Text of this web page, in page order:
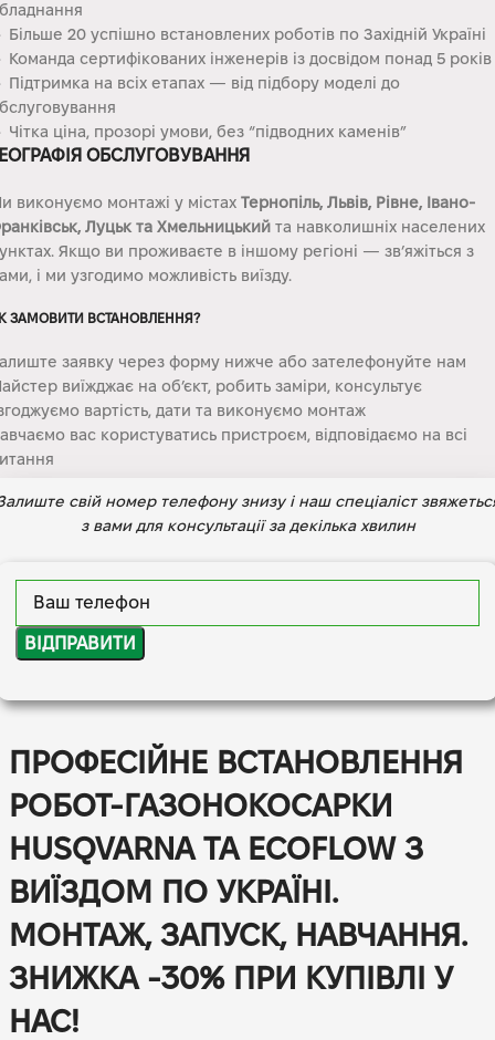
Більше 20 успішно встановлених роботів по Західній Україні
Команда сертифікованих інженерів із досвідом понад 5 років
Підтримка на всіх етапах — від підбору моделі до
Чітка ціна, прозорі умови, без “підводних каменів”
ОБСЛУГОВУВАННЯ
виконуємо монтажі у містах Тернопіль, Львів, Рівне, Івано-
Луцьк та Хмельницький та навколишніх населених
Якщо ви проживаєте в іншому регіоні — зв’яжіться з
і ми узгодимо можливість виїзду.
ЗАМОВИТИ ВСТАНОВЛЕННЯ?
заявку через форму нижче або зателефонуйте нам
виїжджає на об’єкт, робить заміри, консультує
вартість, дати та виконуємо монтаж
вас користуватись пристроєм, відповідаємо на всі
свій номер телефону знизу і наш спеціаліст
з вами для консультації за декілька хвилин
ПРОФЕСІЙНЕ ВСТАНОВЛЕННЯ
РОБОТ-ГАЗОНОКОСАРКИ
HUSQVARNA ТА ECOFLOW З
ВИЇЗДОМ ПО УКРАЇНІ.
МОНТАЖ, ЗАПУСК, НАВЧАННЯ.
ЗНИЖКА -30% ПРИ КУПІВЛІ У
НАС!